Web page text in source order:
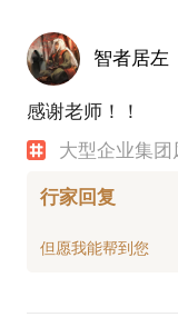
智者居左
感谢老师！！
大型企业集
行家回复